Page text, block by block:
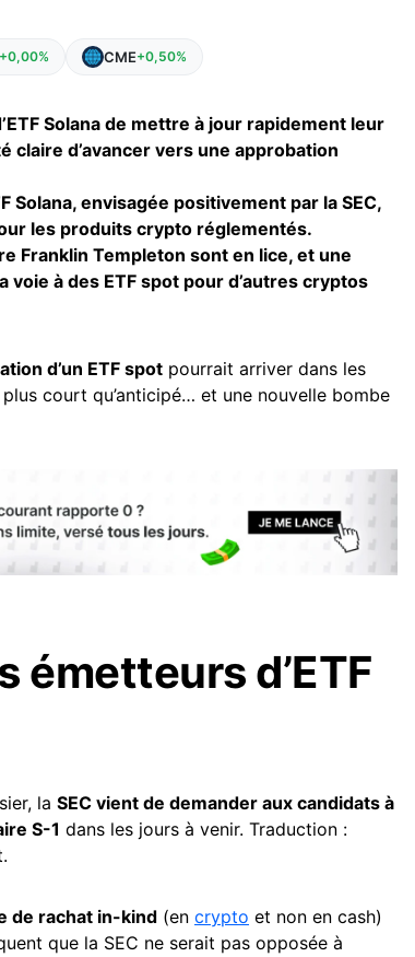
+0,00% CME+0,50%
Solana de mettre à jour rapidement leur
claire d’avancer vers une approbation
Solana, envisagée positivement par la SEC,
les produits crypto réglementés.
Franklin Templeton sont en lice, et une
à des ETF spot pour d’autres cryptos
d’un ETF spot pourrait arriver dans les
court qu’anticipé… et une nouvelle bombe
émetteurs d’ETF
la SEC vient de demander aux candidats à
S-1 dans les jours à venir. Traduction :
de rachat in-kind (en crypto et non en cash)
que la SEC ne serait pas opposée à